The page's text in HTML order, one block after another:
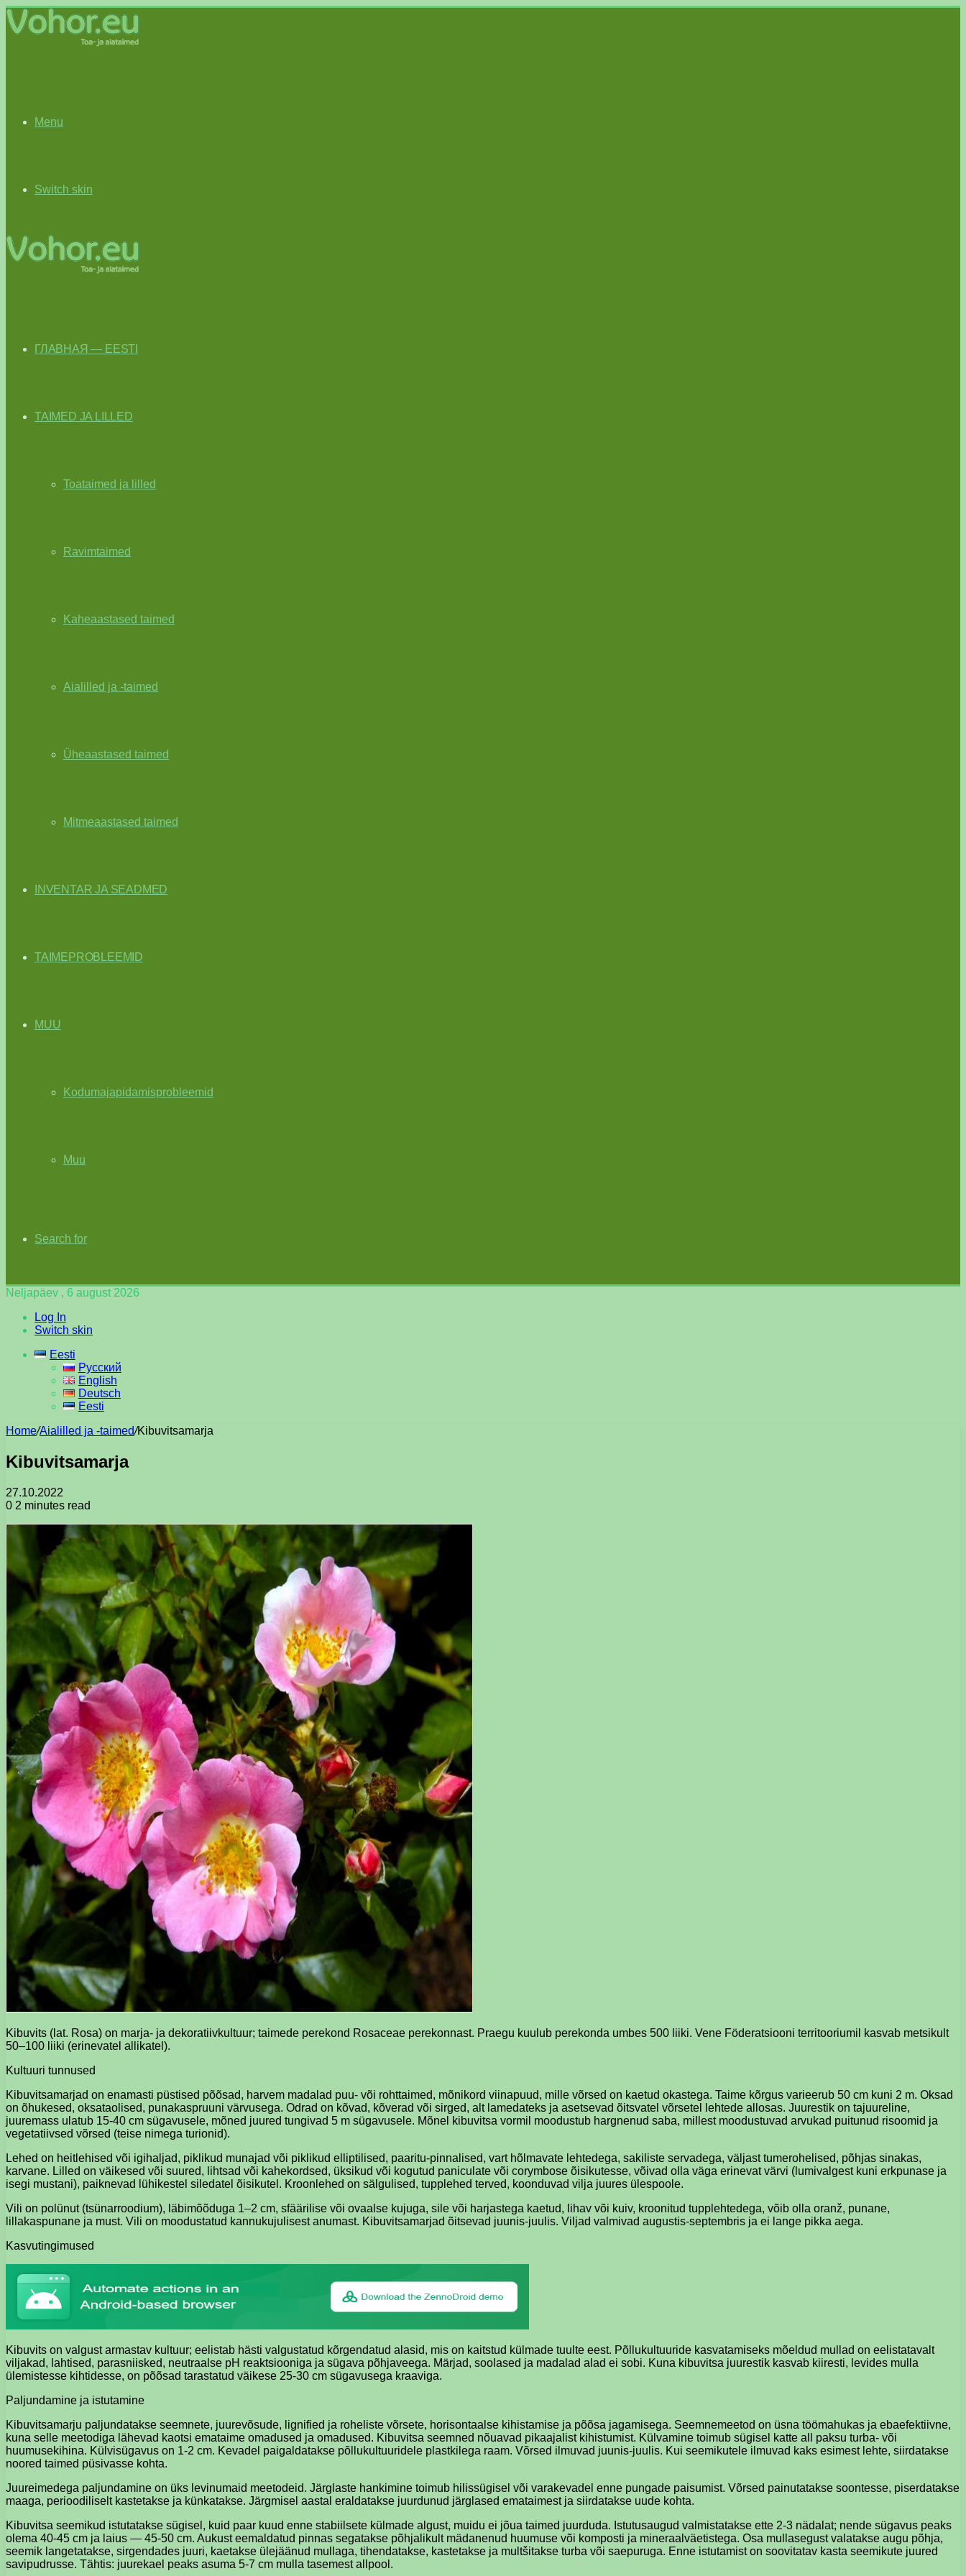
Menu
Switch skin
ГЛАВНАЯ — EESTI
TAIMED JA LILLED
Toataimed ja lilled
Ravimtaimed
Kaheaastased taimed
Aialilled ja -taimed
Üheaastased taimed
Mitmeaastased taimed
INVENTAR JA SEADMED
TAIMEPROBLEEMID
MUU
Kodumajapidamisprobleemid
Muu
Search for
Neljapäev , 6 august 2026
Log In
Switch skin
Eesti
Русский
English
Deutsch
Eesti
Home/Aialilled ja -taimed/Kibuvitsamarja
Kibuvitsamarja
27.10.2022
0 2 minutes read
Kibuvits (lat. Rosa) on marja- ja dekoratiivkultuur; taimede perekond Rosaceae perekonnast. Praegu kuulub perekonda umbes 500 liiki. Vene Föderatsiooni territooriumil kasvab metsikult
50–100 liiki (erinevatel allikatel).
Kultuuri tunnused
Kibuvitsamarjad on enamasti püstised põõsad, harvem madalad puu- või rohttaimed, mõnikord viinapuud, mille võrsed on kaetud okastega. Taime kõrgus varieerub 50 cm kuni 2 m. Oksad
on õhukesed, oksataolised, punakaspruuni värvusega. Odrad on kõvad, kõverad või sirged, alt lamedateks ja asetsevad õitsvatel võrsetel lehtede allosas. Juurestik on tajuureline,
juuremass ulatub 15-40 cm sügavusele, mõned juured tungivad 5 m sügavusele. Mõnel kibuvitsa vormil moodustub hargnenud saba, millest moodustuvad arvukad puitunud risoomid ja
vegetatiivsed võrsed (teise nimega turionid).
Lehed on heitlehised või igihaljad, piklikud munajad või piklikud elliptilised, paaritu-pinnalised, vart hõlmavate lehtedega, sakiliste servadega, väljast tumerohelised, põhjas sinakas,
karvane. Lilled on väikesed või suured, lihtsad või kahekordsed, üksikud või kogutud paniculate või corymbose õisikutesse, võivad olla väga erinevat värvi (lumivalgest kuni erkpunase ja
isegi mustani), paiknevad lühikestel siledatel õisikutel. Kroonlehed on sälgulised, tupplehed terved, koonduvad vilja juures ülespoole.
Vili on polünut (tsünarroodium), läbimõõduga 1–2 cm, sfäärilise või ovaalse kujuga, sile või harjastega kaetud, lihav või kuiv, kroonitud tupplehtedega, võib olla oranž, punane,
lillakaspunane ja must. Vili on moodustatud kannukujulisest anumast. Kibuvitsamarjad õitsevad juunis-juulis. Viljad valmivad augustis-septembris ja ei lange pikka aega.
Kasvutingimused
Kibuvits on valgust armastav kultuur; eelistab hästi valgustatud kõrgendatud alasid, mis on kaitstud külmade tuulte eest. Põllukultuuride kasvatamiseks mõeldud mullad on eelistatavalt
viljakad, lahtised, parasniisked, neutraalse pH reaktsiooniga ja sügava põhjaveega. Märjad, soolased ja madalad alad ei sobi. Kuna kibuvitsa juurestik kasvab kiiresti, levides mulla
ülemistesse kihtidesse, on põõsad tarastatud väikese 25-30 cm sügavusega kraaviga.
Paljundamine ja istutamine
Kibuvitsamarju paljundatakse seemnete, juurevõsude, lignified ja roheliste võrsete, horisontaalse kihistamise ja põõsa jagamisega. Seemnemeetod on üsna töömahukas ja ebaefektiivne,
kuna selle meetodiga lähevad kaotsi emataime omadused ja omadused. Kibuvitsa seemned nõuavad pikaajalist kihistumist. Külvamine toimub sügisel katte all paksu turba- või
huumusekihina. Külvisügavus on 1-2 cm. Kevadel paigaldatakse põllukultuuridele plastkilega raam. Võrsed ilmuvad juunis-juulis. Kui seemikutele ilmuvad kaks esimest lehte, siirdatakse
noored taimed püsivasse kohta.
Juureimedega paljundamine on üks levinumaid meetodeid. Järglaste hankimine toimub hilissügisel või varakevadel enne pungade paisumist. Võrsed painutatakse soontesse, piserdatakse
maaga, perioodiliselt kastetakse ja künkatakse. Järgmisel aastal eraldatakse juurdunud järglased emataimest ja siirdatakse uude kohta.
Kibuvitsa seemikud istutatakse sügisel, kuid paar kuud enne stabiilsete külmade algust, muidu ei jõua taimed juurduda. Istutusaugud valmistatakse ette 2-3 nädalat; nende sügavus peaks
olema 40-45 cm ja laius — 45-50 cm. Aukust eemaldatud pinnas segatakse põhjalikult mädanenud huumuse või komposti ja mineraalväetistega. Osa mullasegust valatakse augu põhja,
seemik langetatakse, sirgendades juuri, kaetakse ülejäänud mullaga, tihendatakse, kastetakse ja multšitakse turba või saepuruga. Enne istutamist on soovitatav kasta seemikute juured
savipudrusse. Tähtis: juurekael peaks asuma 5-7 cm mulla tasemest allpool.